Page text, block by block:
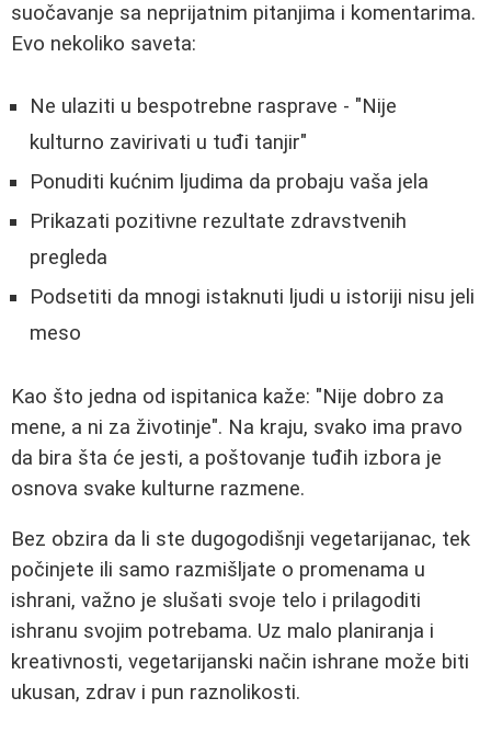
suočavanje sa neprijatnim pitanjima i komentarima.
Evo nekoliko saveta:
Ne ulaziti u bespotrebne rasprave - "Nije
kulturno zavirivati u tuđi tanjir"
Ponuditi kućnim ljudima da probaju vaša jela
Prikazati pozitivne rezultate zdravstvenih
pregleda
Podsetiti da mnogi istaknuti ljudi u istoriji nisu jeli
meso
Kao što jedna od ispitanica kaže: "Nije dobro za
mene, a ni za životinje". Na kraju, svako ima pravo
da bira šta će jesti, a poštovanje tuđih izbora je
osnova svake kulturne razmene.
Bez obzira da li ste dugogodišnji vegetarijanac, tek
počinjete ili samo razmišljate o promenama u
ishrani, važno je slušati svoje telo i prilagoditi
ishranu svojim potrebama. Uz malo planiranja i
kreativnosti, vegetarijanski način ishrane može biti
ukusan, zdrav i pun raznolikosti.